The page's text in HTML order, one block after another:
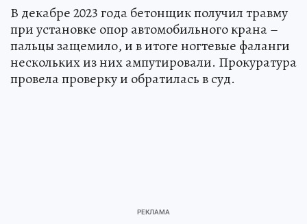
В декабре 2023 года бетонщик получил травму
при установке опор автомобильного крана –
пальцы защемило, и в итоге ногтевые фаланги
нескольких из них ампутировали. Прокуратура
провела проверку и обратилась в суд.